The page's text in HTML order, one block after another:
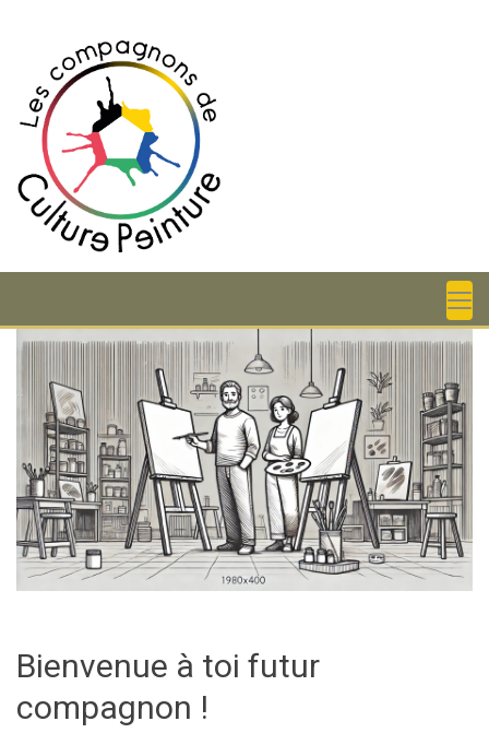
Bienvenue à toi futur
compagnon !